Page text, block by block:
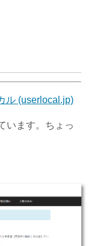
ル (userlocal.jp)
います。ちょっ